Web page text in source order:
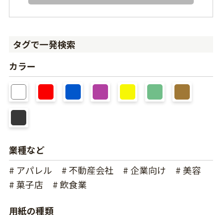
タグで一発検索
カラー
業種など
# アパレル
# 不動産会社 # 企業向け
# 美容
# 菓子店
# 飲食業
用紙の種類